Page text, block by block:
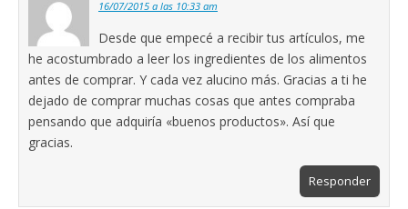
16/07/2015 a las 10:33 am
Desde que empecé a recibir tus artículos, me
he acostumbrado a leer los ingredientes de los alimentos
antes de comprar. Y cada vez alucino más. Gracias a ti he
dejado de comprar muchas cosas que antes compraba
pensando que adquiría «buenos productos». Así que
gracias.
Responder